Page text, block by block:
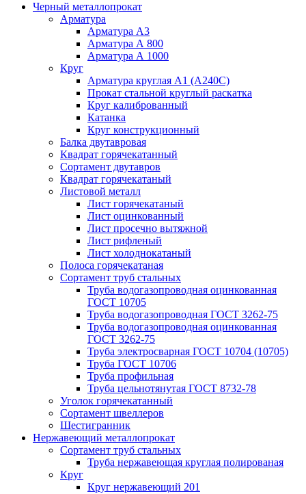
Черный металлопрокат
Арматура
Арматура А3
Арматура А 800
Арматура А 1000
Круг
Арматура круглая А1 (А240C)
Прокат стальной круглый раскатка
Круг калиброванный
Катанка
Круг конструкционный
Балка двутавровая
Квадрат горячекатанный
Сортамент двутавров
Квадрат горячекатаный
Листовой металл
Лист горячекатаный
Лист оцинкованный
Лист просечно вытяжной
Лист рифленый
Лист холоднокатаный
Полоса горячекатаная
Сортамент труб стальных
Труба водогазопроводная оцинкованная
ГОСТ 10705
Труба водогазопроводная ГОСТ 3262-75
Труба водогазопроводная оцинкованная
ГОСТ 3262-75
Труба электросварная ГОСТ 10704 (10705)
Труба ГОСТ 10706
Труба профильная
Труба цельнотянутая ГОСТ 8732-78
Уголок горячекатанный
Сортамент швеллеров
Шестигранник
Нержавеющий металлопрокат
Сортамент труб стальных
Труба нержавеющая круглая полированая
Круг
Круг нержавеющий 201